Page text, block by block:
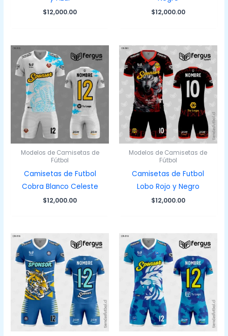
$12,000.00 $12,000.00
Modelos de Camisetas de
Fútbol
Camisetas de Futbol
Cobra Blanco Celeste
$12,000.00
Modelos de Camisetas de
Fútbol
Camisetas de Futbol
Lobo Rojo y Negro
$12,000.00